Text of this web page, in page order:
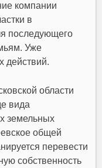
компании
в
последующего
Уже
действий.
области
вида
земельных
общей
перевести
собственность